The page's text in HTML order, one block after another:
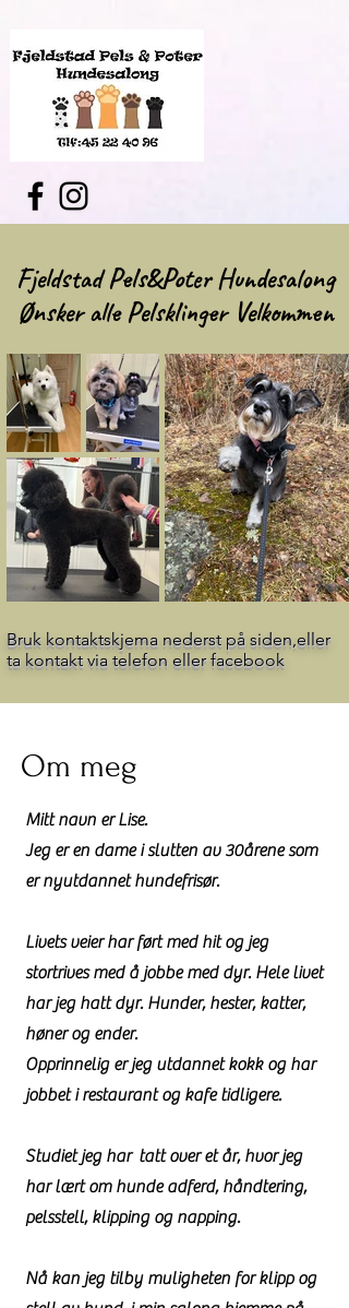
Fjeldstad Pels&Poter Hundesalong
Ønsker alle Pelsklinger Velkommen
Bruk kontaktskjema nederst på siden,eller
ta kontakt via telefon eller facebook
Om meg
Mitt navn er Lise.
Jeg er en dame i slutten av 30årene som
er nyutdannet hundefrisør.
Livets veier har ført med hit og jeg
stortrives med å jobbe med dyr. Hele livet
har jeg hatt dyr. Hunder, hester, katter,
høner og ender.
Opprinnelig er jeg utdannet kokk og har
jobbet i restaurant og kafe tidligere.
Studiet jeg har tatt over et år, hvor jeg
har lært om hunde adferd, håndtering,
pelsstell, klipping og napping.
Nå kan jeg tilby muligheten for klipp og